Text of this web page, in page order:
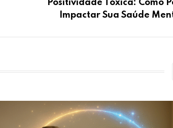
Positividade Tóxica: Como
Impactar Sua Saúde